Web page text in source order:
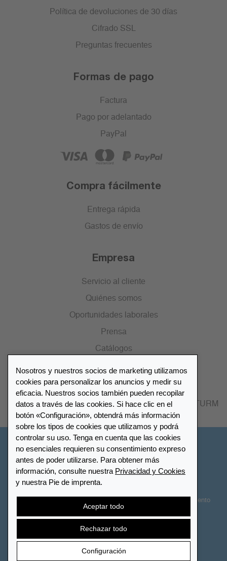
Política de devoluciones de 30 días
Cifrado SSL
Preguntas frecuentes
Formas de pago
Factura
Pago por adelantado
PayPal
Compra fácilmente
Entrega rápida
Gastos de envío
Empresa
Servicio al cliente
Quiénes somos
Oportunidades laborales
Prensa
Catálogos
Lista de distribuidores
Encuentre su distribuidor más cercano LEUCHTTURM
Nosotros y nuestros socios de marketing utilizamos
cookies para personalizar los anuncios y medir su
eficacia. Nuestros socios también pueden recopilar
datos a través de las cookies. Si hace clic en el
botón «Configuración», obtendrá más información
sobre los tipos de cookies que utilizamos y podrá
controlar su uso. Tenga en cuenta que las cookies
no esenciales requieren su consentimiento expreso
antes de poder utilizarse. Para obtener más
información, consulte nuestra Privacidad y Cookies
y nuestra Pie de imprenta.
Aceptar todo
Rechazar todo
Configuración
Configuración de cookies Privacidad y Cookies
Declaración de accesibilidad
Derecho de desistimiento
Cancelar contrato
© 2026 LEUCHTTURM. Todos los derechos reservados